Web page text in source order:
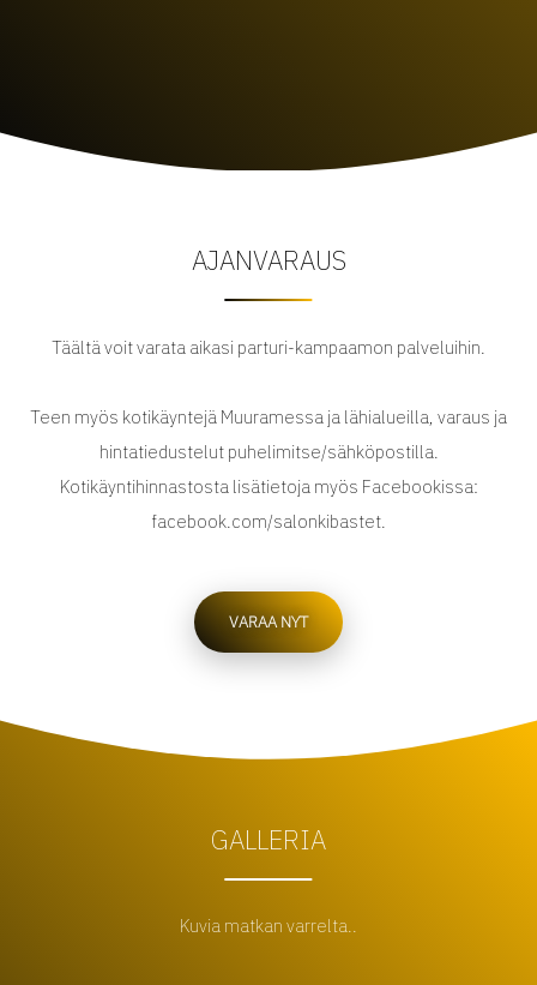
AJANVARAUS
Täältä voit varata aikasi parturi-kampaamon palveluihin.
Teen myös kotikäyntejä Muuramessa ja lähialueilla, varaus ja
hintatiedustelut puhelimitse/sähköpostilla.
Kotikäyntihinnastosta lisätietoja myös Facebookissa:
facebook.com/salonkibastet.
VARAA NYT
GALLERIA
Kuvia matkan varrelta..